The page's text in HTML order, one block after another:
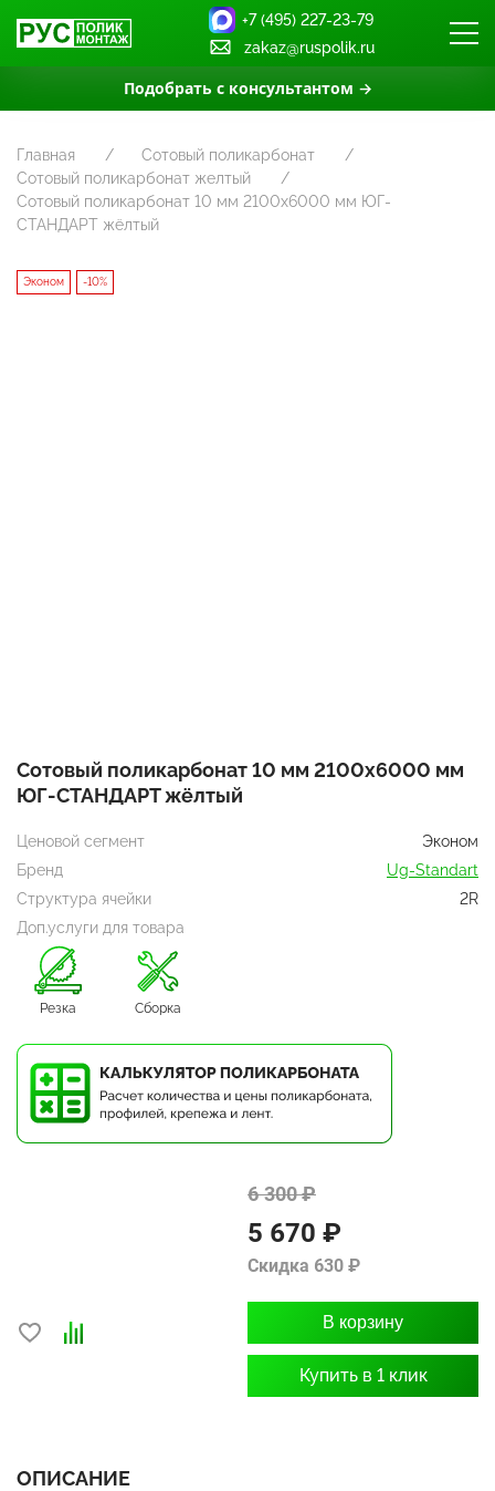
Подобрать с консультантом →
+7 (495) 227-23-79
zakaz@ruspolik.ru
Главная
Сотовый поликарбонат
Сотовый поликарбонат желтый
Сотовый поликарбонат 10 мм 2100х6000 мм ЮГ-
СТАНДАРТ жёлтый
Эконом -10%
Сотовый поликарбонат 10 мм 2100х6000 мм
ЮГ-СТАНДАРТ жёлтый
Ценовой сегмент
Эконом
Бренд
Ug-Standart
Структура ячейки
2R
Доп.услуги для товара
Резка Сборка
6 300 ₽
5 670 ₽
Скидка 630 ₽
В корзину
Купить в 1 клик
ОПИСАНИЕ